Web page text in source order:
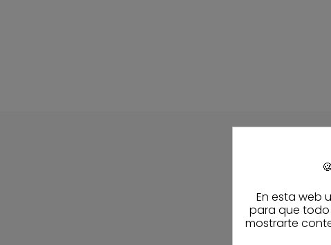
🍪
En esta web
para que
mostrarte